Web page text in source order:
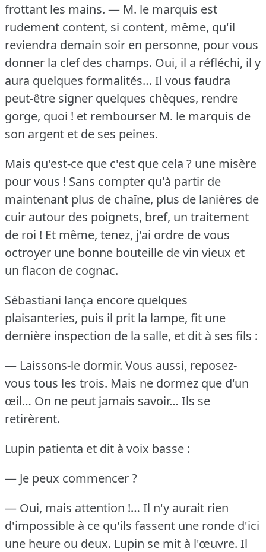
frottant les mains. — M. le marquis est
rudement content, si content, même, qu'il
reviendra demain soir en personne, pour vous
donner la clef des champs. Oui, il a réfléchi, il y
aura quelques formalités… Il vous faudra
peut-être signer quelques chèques, rendre
gorge, quoi ! et rembourser M. le marquis de
son argent et de ses peines.
Mais qu'est-ce que c'est que cela ? une misère
pour vous ! Sans compter qu'à partir de
maintenant plus de chaîne, plus de lanières de
cuir autour des poignets, bref, un traitement
de roi ! Et même, tenez, j'ai ordre de vous
octroyer une bonne bouteille de vin vieux et
un flacon de cognac.
Sébastiani lança encore quelques
plaisanteries, puis il prit la lampe, fit une
dernière inspection de la salle, et dit à ses fils :
— Laissons-le dormir. Vous aussi, reposez-
vous tous les trois. Mais ne dormez que d'un
œil… On ne peut jamais savoir… Ils se
retirèrent.
Lupin patienta et dit à voix basse :
— Je peux commencer ?
— Oui, mais attention !… Il n'y aurait rien
d'impossible à ce qu'ils fassent une ronde d'ici
une heure ou deux. Lupin se mit à l'œuvre. Il